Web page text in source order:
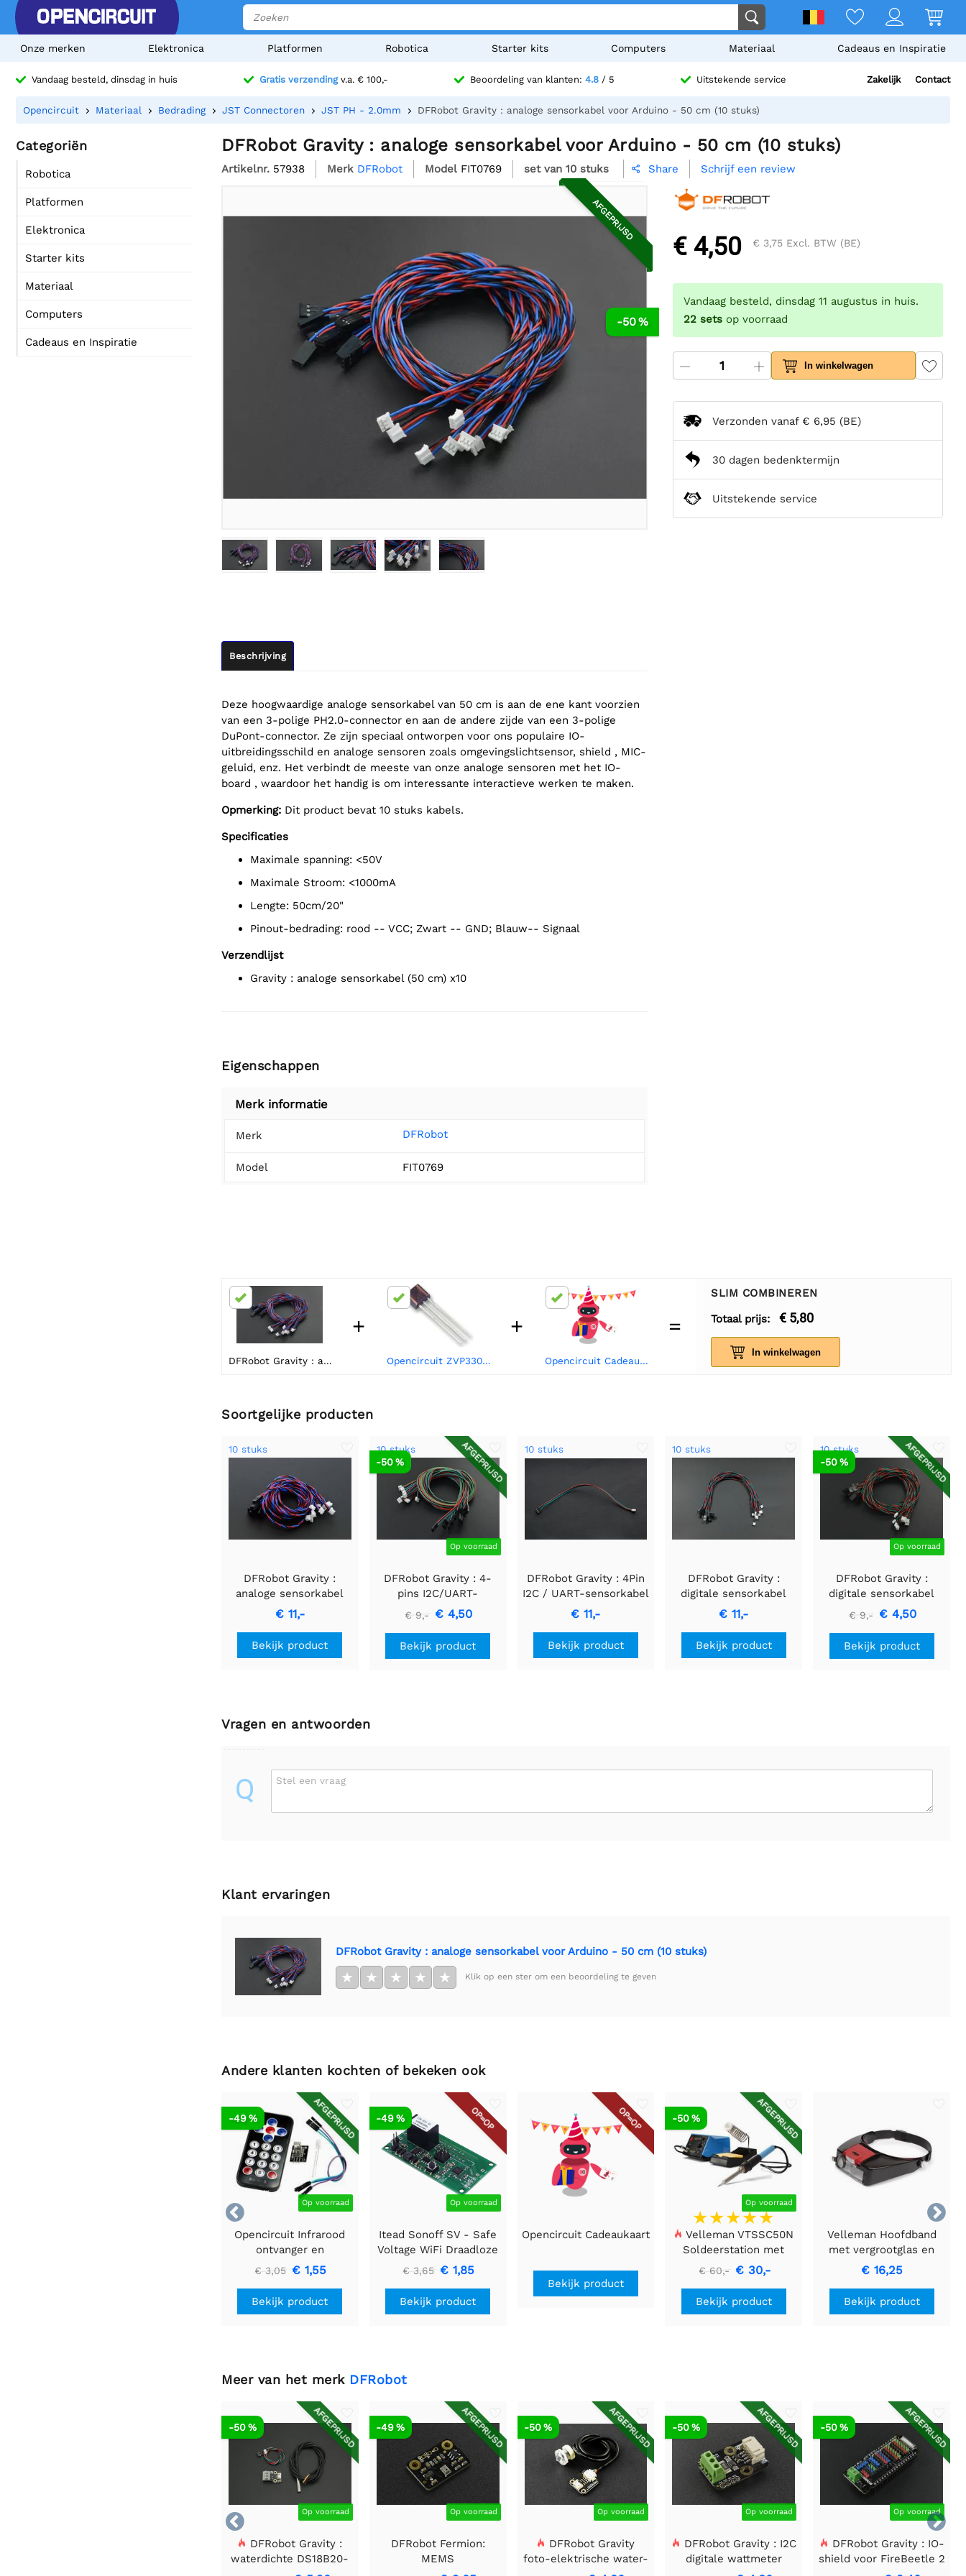
Onze merken Elektronica Platformen Robotica Starter kits Computers Materiaal Cadeaus en Inspiratie
Vandaag besteld, dinsdag in huis Gratis verzendingv.a. € 100,- Beoordeling van klanten: 4.8 / 5 Uitstekende service Zakelijk Contact
Opencircuit Materiaal Bedrading JST Connectoren JST PH - 2.0mm DFRobot Gravity : analoge sensorkabel voor Arduino - 50 cm (10 stuks)
Categoriën
Robotica
Platformen
Elektronica
Starter kits
Materiaal
Computers
Cadeaus en Inspiratie
DFRobot Gravity : analoge sensorkabel voor Arduino - 50 cm (10 stuks)
Artikelnr. 57938 Merk DFRobot Model FIT0769 set van 10 stuks  Share Schrijf een review
-50 %
AFGEPRIJSD
Beschrijving
Deze hoogwaardige analoge sensorkabel van 50 cm is aan de ene kant voorzien
van een 3-polige PH2.0-connector en aan de andere zijde van een 3-polige
DuPont-connector. Ze zijn speciaal ontworpen voor ons populaire IO-
uitbreidingsschild en analoge sensoren zoals omgevingslichtsensor, shield , MIC-
geluid, enz. Het verbindt de meeste van onze analoge sensoren met het IO-
board , waardoor het handig is om interessante interactieve werken te maken.
Opmerking: Dit product bevat 10 stuks kabels.
Specificaties
Maximale spanning: <50V
Maximale Stroom: <1000mA
Lengte: 50cm/20"
Pinout-bedrading: rood -- VCC; Zwart -- GND; Blauw-- Signaal
Verzendlijst
Gravity : analoge sensorkabel (50 cm) x10
Eigenschappen
Merk informatie
Merk DFRobot
Model FIT0769
€ 4,50 € 3,75 Excl. BTW (BE)
Vandaag besteld, dinsdag 11 augustus in huis.
22 sets op voorraad
In winkelwagen
Verzonden vanaf € 6,95 (BE)
30 dagen bedenktermijn
Uitstekende service
DFRobot Gravity : analoge sensorkabel voor Arduino - 50 cm (10 stuks)
+
Opencircuit ZVP3306A Voedings-MOSFET, P-kanaal, 60 V, 160 mA, 14 ohm, E-Line - through hole
+
Opencircuit Cadeaukaart
=
SLIM COMBINEREN
Totaal prijs:
€ 5,80
In winkelwagen
Soortgelijke producten
10 stuks
DFRobot Gravity :
analoge sensorkabel
voor Arduino (10 stuks)
€ 11,-
Bekijk product
AFGEPRIJSD
10 stuks
Op voorraad
-50 %
DFRobot Gravity : 4-
pins I2C/UART-
sensorkabel voor
Arduino - 50 cm (10
stuks)
€ 9,- € 4,50
Bekijk product
10 stuks
DFRobot Gravity : 4Pin
I2C / UART-sensorkabel
(10 stuks)
€ 11,-
Bekijk product
10 stuks
DFRobot Gravity :
digitale sensorkabel
voor Arduino (10 stuks)
€ 11,-
Bekijk product
AFGEPRIJSD
10 stuks
Op voorraad
-50 %
DFRobot Gravity :
digitale sensorkabel
voor Arduino - 50 cm
(10 stuks)
€ 9,- € 4,50
Bekijk product
Vragen en antwoorden
Q Stel een vraag
Klant ervaringen
DFRobot Gravity : analoge sensorkabel voor Arduino - 50 cm (10 stuks)
★ ★ ★ ★ ★ Klik op een ster om een beoordeling te geven
Andere klanten kochten of bekeken ook


AFGEPRIJSD
Op voorraad
-49 %
Opencircuit Infrarood
ontvanger en
afstandsbediening kit
€ 3,05 € 1,55
Bekijk product
OP=OP
Op voorraad
-49 %
Itead Sonoff SV - Safe
Voltage WiFi Draadloze
Switch
€ 3,65 € 1,85
Bekijk product
OP=OP
Opencircuit Cadeaukaart
Bekijk product
AFGEPRIJSD
Op voorraad
-50 %
Velleman VTSSC50N
Soldeerstation met
keramisch
verwarmingselement -
48W - 150 - 420°C
€ 60,- € 30,-
Bekijk product
Velleman Hoofdband
met vergrootglas en
LED verlichting
€ 16,25
Bekijk product
Meer van het merk DFRobot


AFGEPRIJSD
Op voorraad
-50 %
DFRobot Gravity :
waterdichte DS18B20-
AFGEPRIJSD
Op voorraad
-49 %
DFRobot Fermion:
MEMS
AFGEPRIJSD
Op voorraad
-50 %
DFRobot Gravity
foto-elektrische water-
AFGEPRIJSD
Op voorraad
-50 %
DFRobot Gravity : I2C
digitale wattmeter
AFGEPRIJSD
Op voorraad
-50 %
DFRobot Gravity : IO-
shield voor FireBeetle 2